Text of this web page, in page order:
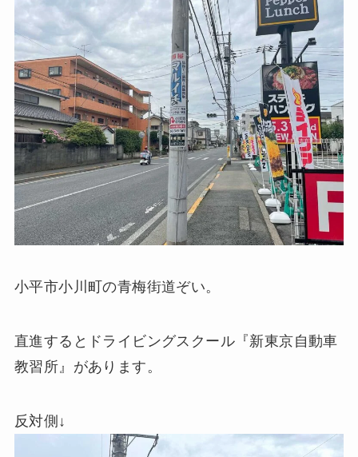
小平市小川町の青梅街道ぞい。
直進するとドライビングスクール『新東京自動車
教習所』があります。
反対側↓